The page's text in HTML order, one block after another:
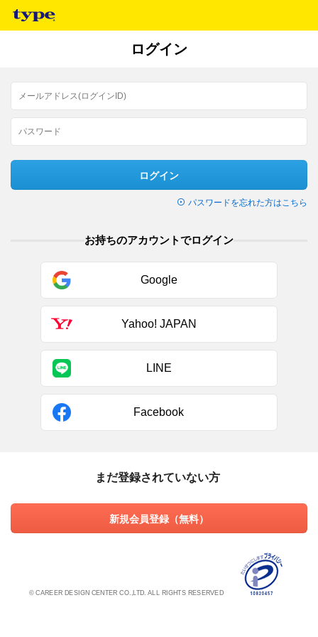
ログイン
ログイン
パスワードを忘れた方はこちら
お持ちのアカウントでログイン
Google
Yahoo! JAPAN
LINE
Facebook
まだ登録されていない方
新規会員登録（無料）
© CAREER DESIGN CENTER CO.,LTD. ALL RIGHTS RESERVED